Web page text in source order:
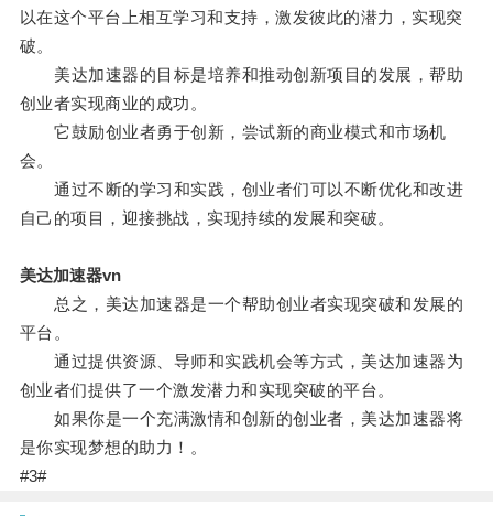
以在这个平台上相互学习和支持，激发彼此的潜力，实现突
破。
美达加速器的目标是培养和推动创新项目的发展，帮助
创业者实现商业的成功。
它鼓励创业者勇于创新，尝试新的商业模式和市场机
会。
通过不断的学习和实践，创业者们可以不断优化和改进
自己的项目，迎接挑战，实现持续的发展和突破。
美达加速器vn
总之，美达加速器是一个帮助创业者实现突破和发展的
平台。
通过提供资源、导师和实践机会等方式，美达加速器为
创业者们提供了一个激发潜力和实现突破的平台。
如果你是一个充满激情和创新的创业者，美达加速器将
是你实现梦想的助力！。
#3#